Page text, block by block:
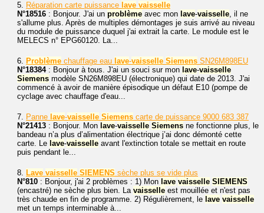
5. Réparation carte puissance lave vaisselle
N°18516 : Bonjour. J'ai un problème avec mon lave-vaisselle, il ne
s'allume plus. Après de multiples démontages je suis arrivé au niveau
du module de puissance duquel j'ai extrait la carte. Le module est le
MELECS n° EPG60120. La...
6. Problème chauffage eau lave-vaisselle Siemens SN26M898EU
N°18384: Bonjour à tous. J'ai un souci sur mon lave-vaisselle
Siemens modèle SN26M898EU (électronique) qui date de 2013. J'ai
commencé à avoir de manière épisodique un défaut E10 (pompe de
cyclage avec chauffage d'eau...
7. Panne lave-vaisselle Siemens carte de puissance 9000 683 387
N°21413 : Bonjour. Mon lave-vaisselle Siemens ne fonctionne plus, le
bandeau n’a plus d’alimentation électrique j’ai donc démonté cette
carte. Le lave-vaisselle avant l'extinction totale se mettait en route
puis pendant le...
8. Lave vaisselle SIEMENS sèche plus se vide plus
N°810 : Bonjour, j'ai 2 problèmes : 1) Mon lave vaisselle SIEMENS
(encastré) ne sèche plus bien. La vaisselle est mouillée et n'est pas
très chaude en fin de programme. 2) Régulièrement, le lave vaisselle
met un temps interminable à...